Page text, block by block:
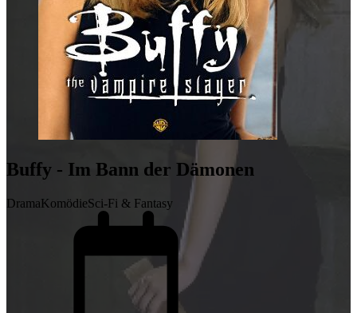
Buffy - Im Bann der Dämonen
DramaKomödieSci-Fi & Fantasy